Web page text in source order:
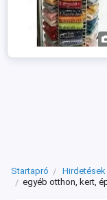
Startapró Hirdetések
egyéb otthon, kert,